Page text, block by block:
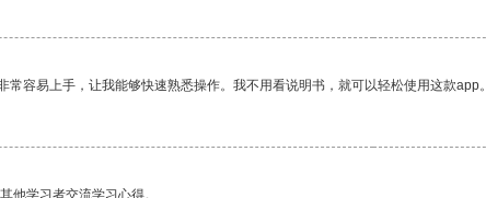
容易上手，让我能够快速熟悉操作。我不用看说明书，就可以轻松使用这款app。
他学习者交流学习心得。